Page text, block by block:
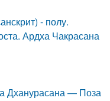
- полу.
Ардха Чакрасана
Дханурасана — Поза